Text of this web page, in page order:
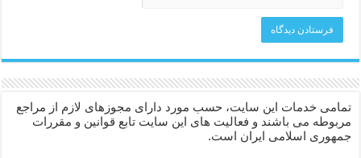
تمامی خدمات این سایت، حسب مورد دارای مجوزهای لازم از مراجع
مربوطه می باشند و فعالیت های این سایت تابع قوانین و مقررات
جمهوری اسلامی ایران است.